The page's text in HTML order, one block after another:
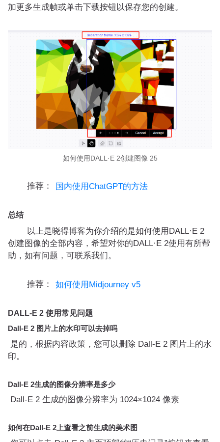
加更多生成帧或单击下载按钮以保存您的创建。
如何使用DALL·E 2创建图像 25
推荐： 国内使用ChatGPT的方法
总结
以上是晓得博客为你介绍的是如何使用DALL·E 2
创建图像的全部内容，希望对你的DALL·E 2使用有所帮
助，如有问题，可联系我们。
推荐： 如何使用Midjourney v5
DALL-E 2 使用常见问题
Dall-E 2 图片上的水印可以去掉吗
是的，根据内容政策，您可以删除 Dall-E 2 图片上的水
印。
Dall-E 2生成的图像分辨率是多少
Dall-E 2 生成的图像分辨率为 1024×1024 像素
如何在Dall-E 2上查看之前生成的美术图